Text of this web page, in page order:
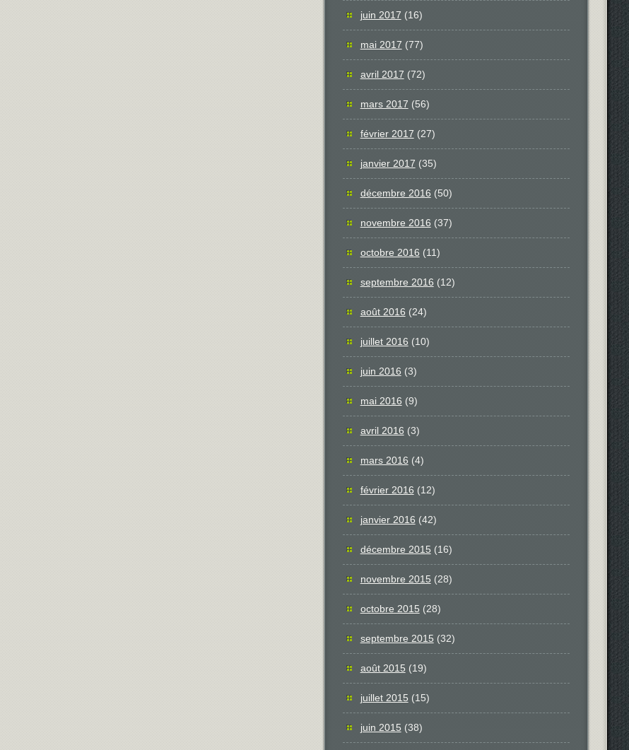
juin 2017 (16)
mai 2017 (77)
avril 2017 (72)
mars 2017 (56)
février 2017 (27)
janvier 2017 (35)
décembre 2016 (50)
novembre 2016 (37)
octobre 2016 (11)
septembre 2016 (12)
août 2016 (24)
juillet 2016 (10)
juin 2016 (3)
mai 2016 (9)
avril 2016 (3)
mars 2016 (4)
février 2016 (12)
janvier 2016 (42)
décembre 2015(16)
novembre 2015(28)
octobre 2015(28)
septembre 2015(32)
août 2015(19)
juillet 2015(15)
juin 2015(38)